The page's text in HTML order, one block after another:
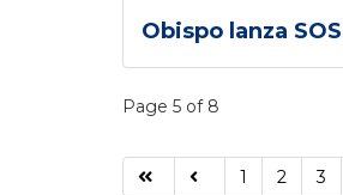
Obispo lanza
Page 5 of 8
1 2 3